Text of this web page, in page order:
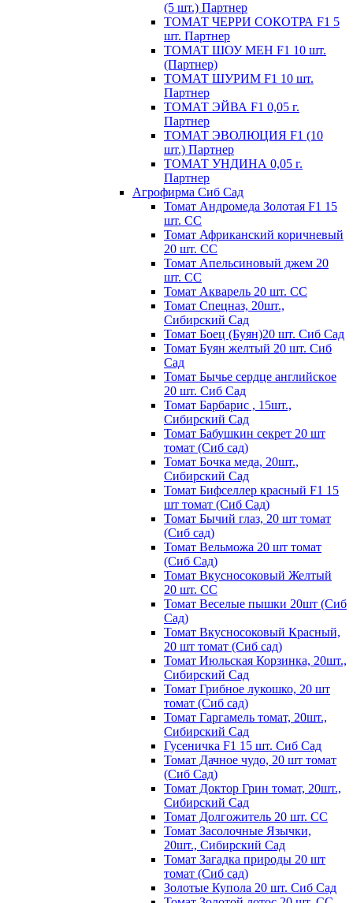
(5 шт.) Партнер
ТОМАТ ЧЕРРИ СОКОТРА F1 5
шт. Партнер
ТОМАТ ШОУ МЕН F1 10 шт.
(Партнер)
ТОМАТ ШУРИМ F1 10 шт.
Партнер
ТОМАТ ЭЙВА F1 0,05 г.
Партнер
ТОМАТ ЭВОЛЮЦИЯ F1 (10
шт.) Партнер
ТОМАТ УНДИНА 0,05 г.
Партнер
Агрофирма Сиб Сад
Томат Андромеда Золотая F1 15
шт. СС
Томат Африканский коричневый
20 шт. СС
Томат Апельсиновый джем 20
шт. СС
Томат Акварель 20 шт. СС
Томат Спецназ, 20шт.,
Сибирский Сад
Томат Боец (Буян)20 шт. Сиб Сад
Томат Бyян жeлтый 20 шт. Сиб
Сaд
Томат Бычьe cepдцe aнглийcкoe
20 шт. Сиб Сaд
Томат Барбарис , 15шт.,
Сибирский Сад
Томат Бабушкин секрет 20 шт
томат (Сиб сад)
Томат Бочка меда, 20шт.,
Сибирский Сад
Томат Бифселлер красный F1 15
шт томат (Сиб Сад)
Томат Бычий глаз, 20 шт томат
(Сиб сад)
Томат Вельможа 20 шт томат
(Сиб Сад)
Томат Вкусносоковый Желтый
20 шт. СС
Томат Веселые пышки 20шт (Сиб
Сад)
Томат Вкусносоковый Красный,
20 шт томат (Сиб сад)
Томат Июльская Корзинка, 20шт.,
Сибирский Сад
Томат Грибное лукошко, 20 шт
томат (Сиб сад)
Томат Гаргамель томат, 20шт.,
Сибирский Сад
Гусеничка F1 15 шт. Сиб Сад
Томат Дачное чудо, 20 шт томат
(Сиб Сад)
Томат Доктор Грин томат, 20шт.,
Сибирский Сад
Томат Долгожитель 20 шт. СС
Томат Засолочные Язычки,
20шт., Сибирский Сад
Томат Загадка природы 20 шт
томат (Сиб сад)
Золотые Купола 20 шт. Сиб Сад